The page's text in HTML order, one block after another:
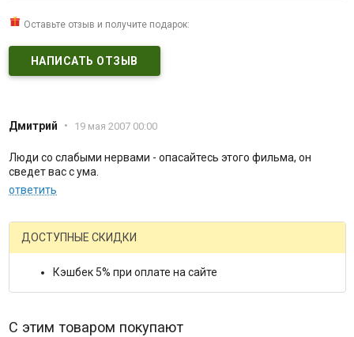
Оставьте отзыв и получите подарок:
НАПИСАТЬ ОТЗЫВ
Дмитрий • 19 мая 2007 00:00
Люди со слабыми нервами - опасайтесь этого фильма, он
сведет вас с ума.
ответить
ДОСТУПНЫЕ СКИДКИ
Кэшбек 5% при оплате на сайте
С этим товаром покупают